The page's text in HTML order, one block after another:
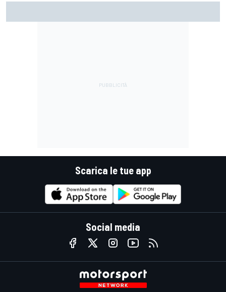
Scarica le tue app
Social media